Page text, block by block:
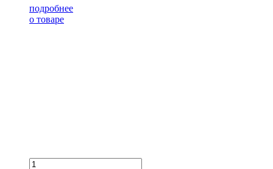
подробнее
о товаре